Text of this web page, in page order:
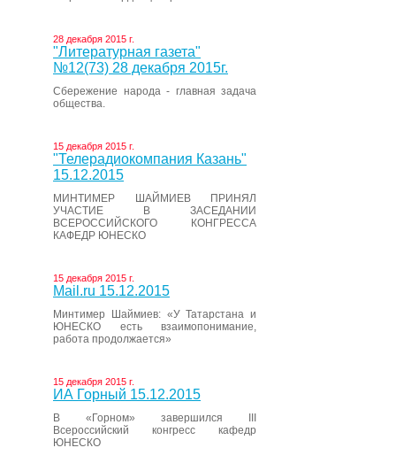
28 декабря 2015 г.
"Литературная газета"
№12(73) 28 декабря 2015г.
Сбережение народа - главная задача
общества.
15 декабря 2015 г.
"Телерадиокомпания Казань"
15.12.2015
МИНТИМЕР ШАЙМИЕВ ПРИНЯЛ
УЧАСТИЕ В ЗАСЕДАНИИ
ВСЕРОССИЙСКОГО КОНГРЕССА
КАФЕДР ЮНЕСКО
15 декабря 2015 г.
Mail.ru 15.12.2015
Минтимер Шаймиев: «У Татарстана и
ЮНЕСКО есть взаимопонимание,
работа продолжается»
15 декабря 2015 г.
ИА Горный 15.12.2015
В «Горном» завершился III
Всероссийский конгресс кафедр
ЮНЕСКО